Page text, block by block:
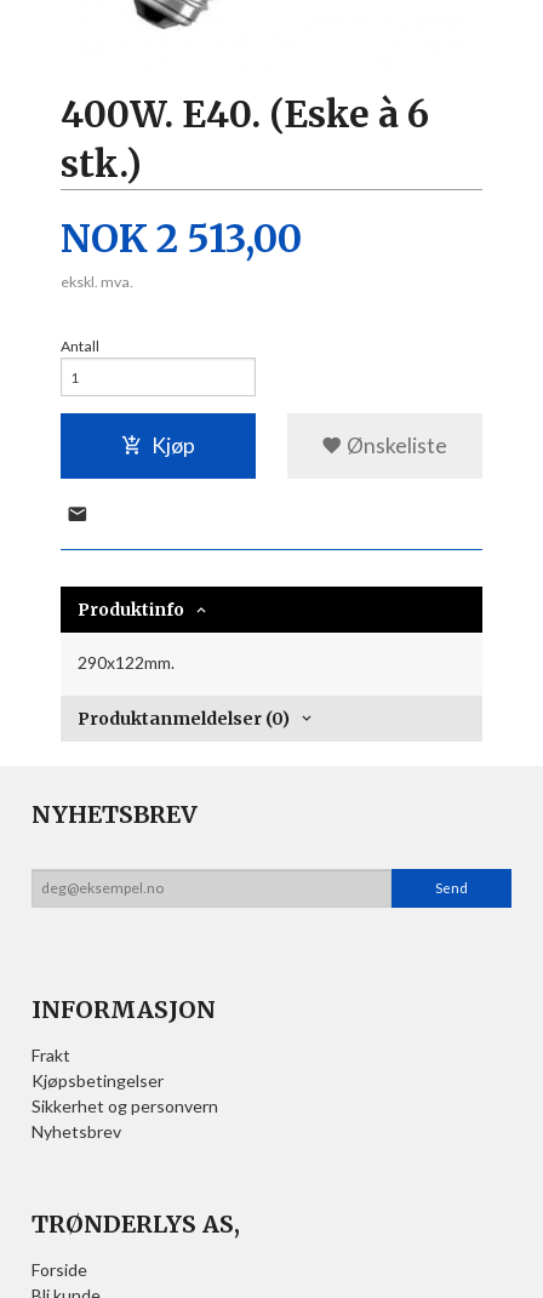
400W. E40. (Eske à 6
stk.)
Pris
NOK2 513,00
ekskl. mva.
Antall
Kjøp Ønskeliste
Produktinfo
290x122mm.
Produktanmeldelser (0)
NYHETSBREV
INFORMASJON
Frakt
Kjøpsbetingelser
Sikkerhet og personvern
Nyhetsbrev
TRØNDERLYS AS,
Forside